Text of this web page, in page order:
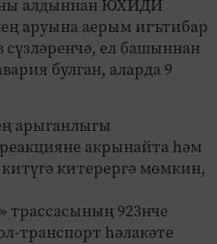
алдыннан ЮХИДИ
аруына аерым игътибар
ел башыннан
булган, аларда 9
арыганлыгы
акрынайта һәм
китерергә мөмкин,
трассасының 923нче
транспорт һәлакәте